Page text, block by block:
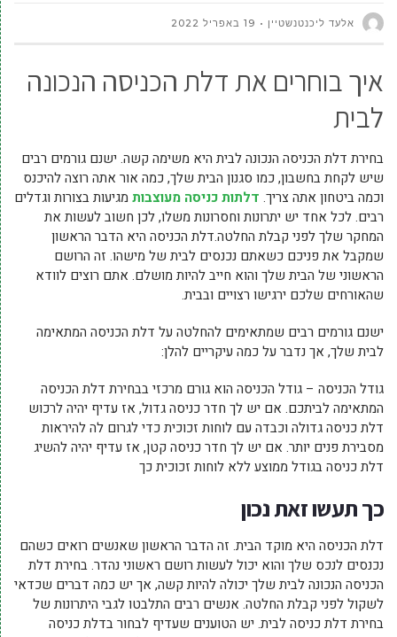
אלעד ליכנטנשטיין 19 באפריל 2022
איך בוחרים את דלת הכניסה הנכונה
לבית
בחירת דלת הכניסה הנכונה לבית היא משימה קשה. ישנם גורמים רבים
שיש לקחת בחשבון, כמו סגנון הבית שלך, כמה אור אתה רוצה להיכנס
וכמה ביטחון אתה צריך. דלתות כניסה מעוצבות מגיעות בצורות וגדלים
רבים. לכל אחד יש יתרונות וחסרונות משלו, לכן חשוב לעשות את
המחקר שלך לפני קבלת החלטה.דלת הכניסה היא הדבר הראשון
שמקבל את פניכם כשאתם נכנסים לבית של מישהו. זה הרושם
הראשוני של הבית שלך והוא חייב להיות מושלם. אתם רוצים לוודא
שהאורחים שלכם ירגישו רצויים ובבית.
ישנם גורמים רבים שמתאימים להחלטה על דלת הכניסה המתאימה
לבית שלך, אך נדבר על כמה עיקריים להלן:
גודל הכניסה – גודל הכניסה הוא גורם מרכזי בבחירת דלת הכניסה
המתאימה לביתכם. אם יש לך חדר כניסה גדול, אז עדיף יהיה לרכוש
דלת כניסה גדולה וכבדה עם לוחות זכוכית כדי לגרום לה להיראות
מסבירת פנים יותר. אם יש לך חדר כניסה קטן, אז עדיף יהיה להשיג
דלת כניסה בגודל ממוצע ללא לוחות זכוכית כך
כך תעשו זאת נכון
דלת הכניסה היא מוקד הבית. זה הדבר הראשון שאנשים רואים כשהם
נכנסים לנכס שלך והוא יכול לעשות רושם ראשוני נהדר. בחירת דלת
הכניסה הנכונה לבית שלך יכולה להיות קשה, אך יש כמה דברים שכדאי
לשקול לפני קבלת החלטה. אנשים רבים התלבטו לגבי היתרונות של
בחירת דלת כניסה לבית. יש הטוענים שעדיף לבחור בדלת כניסה